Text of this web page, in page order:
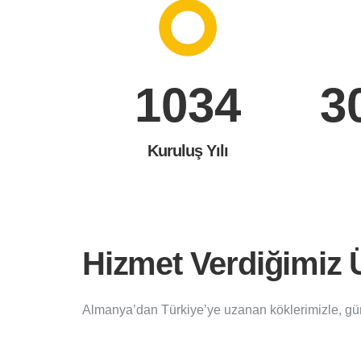
1231
Kuruluş Yılı
Hizmet Verdiğimiz
Almanya’dan Türkiye’ye uzanan köklerimizle,